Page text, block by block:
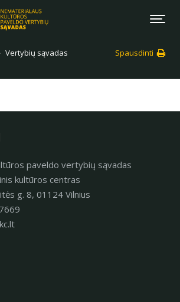
Vertybių sąvadas Spausdinti
paveldo vertybių sąvadas
kultūros centras
g. 8, 01124 Vilnius